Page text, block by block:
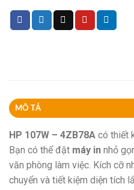
MÔ TẢ
HP 107W – 4ZB78A có thiết
Bạn có thể đặt máy in nhỏ
văn phòng làm việc. Kích cỡ
chuyển và tiết kiệm diện tích